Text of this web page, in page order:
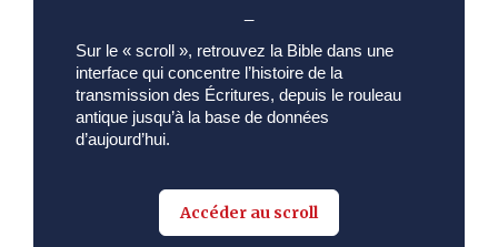
Sur le « scroll », retrouvez la Bible dans une
interface qui concentre l’histoire de la
transmission des Écritures, depuis le rouleau
antique jusqu’à la base de données
d’aujourd’hui.
Accéder au scroll